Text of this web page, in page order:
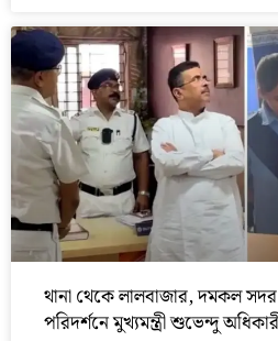
থানা থেকে লালবাজার, দমকল
পরিদর্শনে মুখ্যমন্ত্রী শুভেন্দু